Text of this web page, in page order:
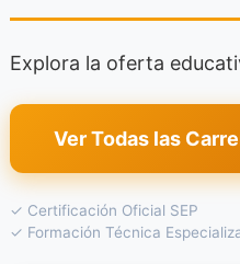
Explora la oferta
Ver Todas las
✓ Certificación Oficial SEP
✓ Formación Técnica